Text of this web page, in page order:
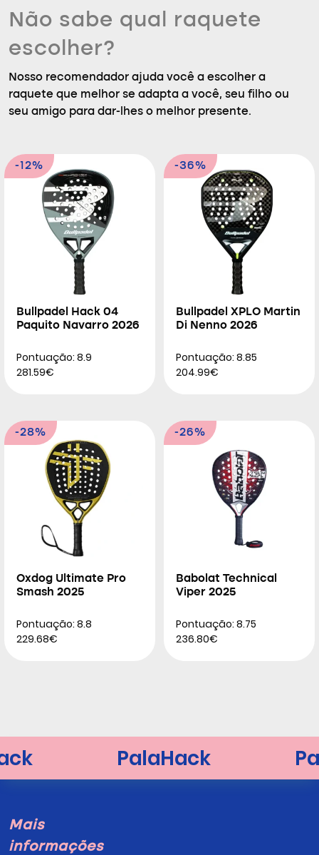
Não sabe qual raquete
escolher?
Nosso recomendador ajuda você a escolher a
raquete que melhor se adapta a você, seu filho ou
seu amigo para dar-lhes o melhor presente.
-12%
Bullpadel Hack 04
Paquito Navarro 2026
Pontuação: 8.9
281.59€
-36%
Bullpadel XPLO Martin
Di Nenno 2026
Pontuação: 8.85
204.99€
-28%
Oxdog Ultimate Pro
Smash 2025
Pontuação: 8.8
229.68€
-26%
Babolat Technical
Viper 2025
Pontuação: 8.75
236.80€
Mais
informações